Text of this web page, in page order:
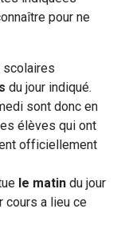
pour ne
scolaires
du jour indiqué.
sont donc en
élèves qui ont
officiellement
le matin du jour
cours a lieu ce